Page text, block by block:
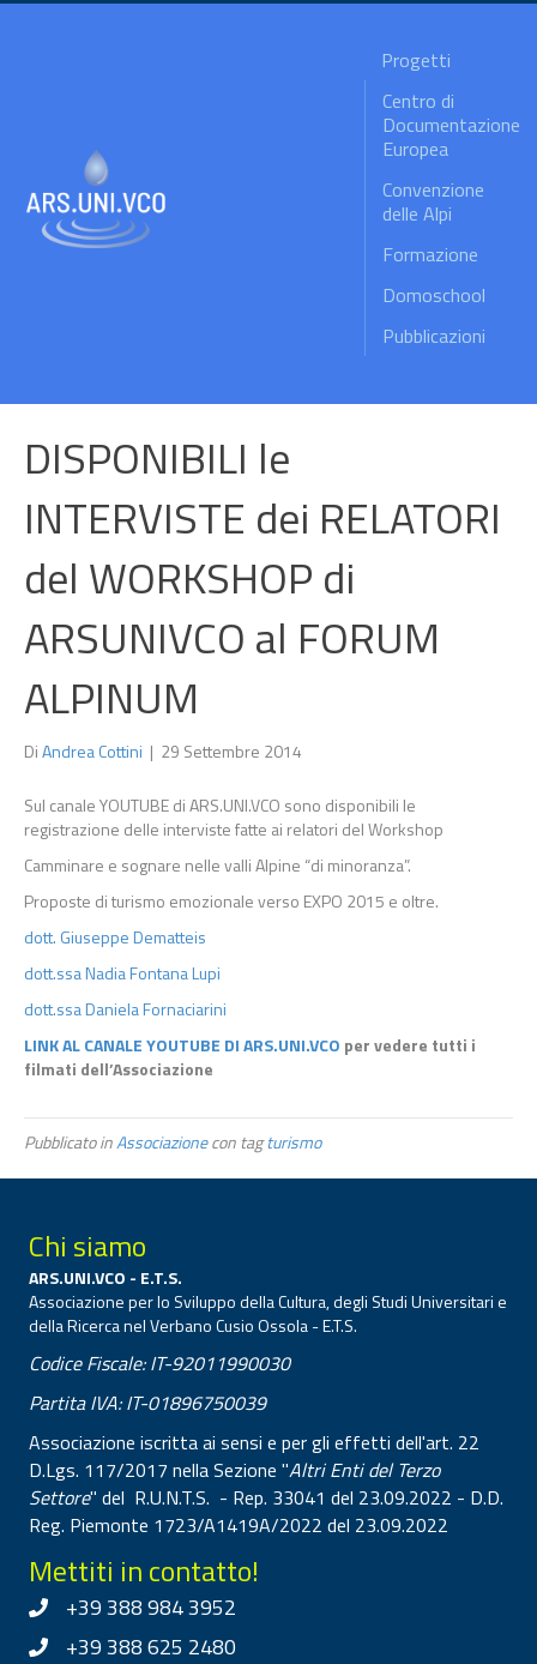
Progetti
Centro di
Documentazione
Europea
Convenzione
delle Alpi
Formazione
Domoschool
Pubblicazioni
DISPONIBILI le
INTERVISTE dei RELATORI
del WORKSHOP di
ARSUNIVCO al FORUM
ALPINUM
DiAndrea Cottini | 29 Settembre 2014
Sul canale YOUTUBE di ARS.UNI.VCO sono disponibili le
registrazione delle interviste fatte ai relatori del Workshop
Camminare e sognare nelle valli Alpine “di minoranza”.
Proposte di turismo emozionale verso EXPO 2015 e oltre.
dott. Giuseppe Dematteis
dott.ssa Nadia Fontana Lupi
dott.ssa Daniela Fornaciarini
LINK AL CANALE YOUTUBE DI ARS.UNI.VCO per vedere tutti i
filmati dell’Associazione
Pubblicato inAssociazionecon tagturismo
Chi siamo
ARS.UNI.VCO - E.T.S.
Associazione per lo Sviluppo della Cultura, degli Studi Universitari e
della Ricerca nel Verbano Cusio Ossola - E.T.S.
Codice Fiscale: IT-92011990030
Partita IVA: IT-01896750039
Associazione iscritta ai sensi e per gli effetti dell'art. 22
D.Lgs. 117/2017 nella Sezione "Altri Enti del Terzo
Settore" del R.U.N.T.S. - Rep. 33041 del 23.09.2022 - D.D.
Reg. Piemonte 1723/A1419A/2022 del 23.09.2022
Mettiti in contatto!
+39 388 984 3952
+39 388 625 2480